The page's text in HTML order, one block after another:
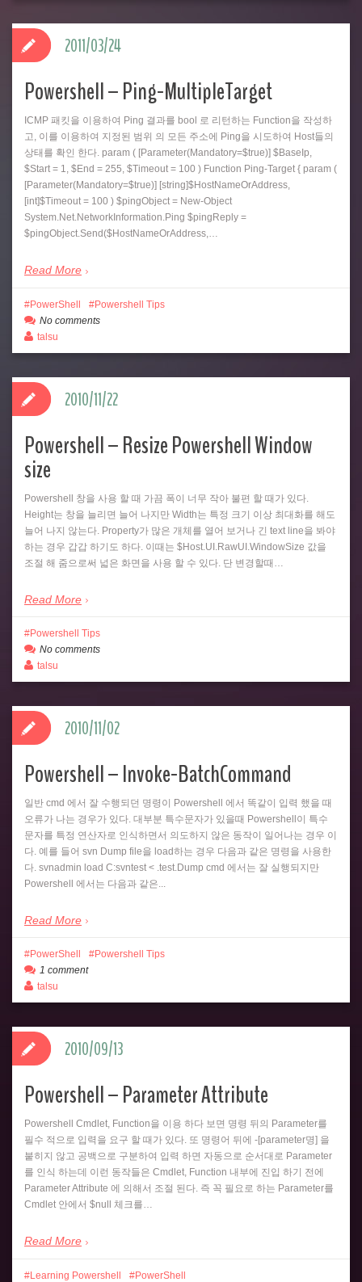
Powershell – Ping-MultipleTarget
ICMP 패킷을 이용하여 Ping 결과를 bool 로 리턴하는 Function을 작성하
고, 이를 이용하여 지정된 범위 의 모든 주소에 Ping을 시도하여 Host들의
상태를 확인 한다. param ( [Parameter(Mandatory=$true)] $BaseIp,
$Start = 1, $End = 255, $Timeout = 100 ) Function Ping-Target { param (
[Parameter(Mandatory=$true)] [string]$HostNameOrAddress,
[int]$Timeout = 100 ) $pingObject = New-Object
System.Net.NetworkInformation.Ping $pingReply =
$pingObject.Send($HostNameOrAddress,…
Read More
2011/03/24
PowerShell
Powershell Tips
No comments
talsu
Powershell – Resize Powershell Window
size
Powershell 창을 사용 할 때 가끔 폭이 너무 작아 불편 할 때가 있다.
Height는 창을 늘리면 늘어 나지만 Width는 특정 크기 이상 최대화를 해도
늘어 나지 않는다. Property가 많은 개체를 열어 보거나 긴 text line을 봐야
하는 경우 갑갑 하기도 하다. 이때는 $Host.UI.RawUI.WindowSize 값을
조절 해 줌으로써 넓은 화면을 사용 할 수 있다. 단 변경할때…
Read More
2010/11/22
Powershell Tips
No comments
talsu
Powershell – Invoke-BatchCommand
일반 cmd 에서 잘 수행되던 명령이 Powershell 에서 똑같이 입력 했을 때
오류가 나는 경우가 있다. 대부분 특수문자가 있을때 Powershell이 특수
문자를 특정 연산자로 인식하면서 의도하지 않은 동작이 일어나는 경우 이
다. 예를 들어 svn Dump file을 load하는 경우 다음과 같은 명령을 사용한
다. svnadmin load C:svntest < .test.Dump cmd 에서는 잘 실행되지만
Powershell 에서는 다음과 같은...
Read More
2010/11/02
PowerShell
Powershell Tips
1 comment
talsu
Powershell – Parameter Attribute
Powershell Cmdlet, Function을 이용 하다 보면 명령 뒤의 Parameter를
필수 적으로 입력을 요구 할 때가 있다. 또 명령어 뒤에 -[parameter명] 을
붙히지 않고 공백으로 구분하여 입력 하면 자동으로 순서대로 Parameter
를 인식 하는데 이런 동작들은 Cmdlet, Function 내부에 진입 하기 전에
Parameter Attribute 에 의해서 조절 된다. 즉 꼭 필요로 하는 Parameter를
Cmdlet 안에서 $null 체크를…
Read More
2010/09/13
Learning Powershell
PowerShell